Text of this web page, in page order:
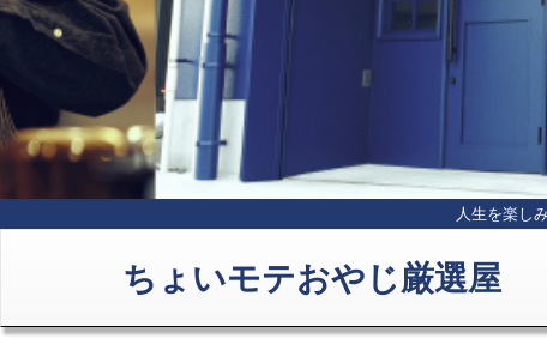
人生を楽し
ちょいモテおやじ厳選屋